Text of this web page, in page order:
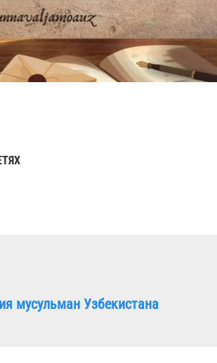
мусульман Узбекистана